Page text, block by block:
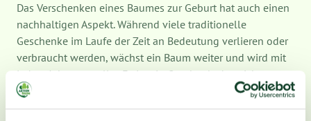
Das Verschenken eines Baumes zur Geburt hat auch einen
nachhaltigen Aspekt. Während viele traditionelle
Geschenke im Laufe der Zeit an Bedeutung verlieren oder
verbraucht werden, wächst ein Baum weiter und wird mit
jedem Jahr wertvoller. Es ist ein Geschenk, das nicht nur
für das Kind, sondern auch für zukünftige Generationen
von Bedeutung sein wird.